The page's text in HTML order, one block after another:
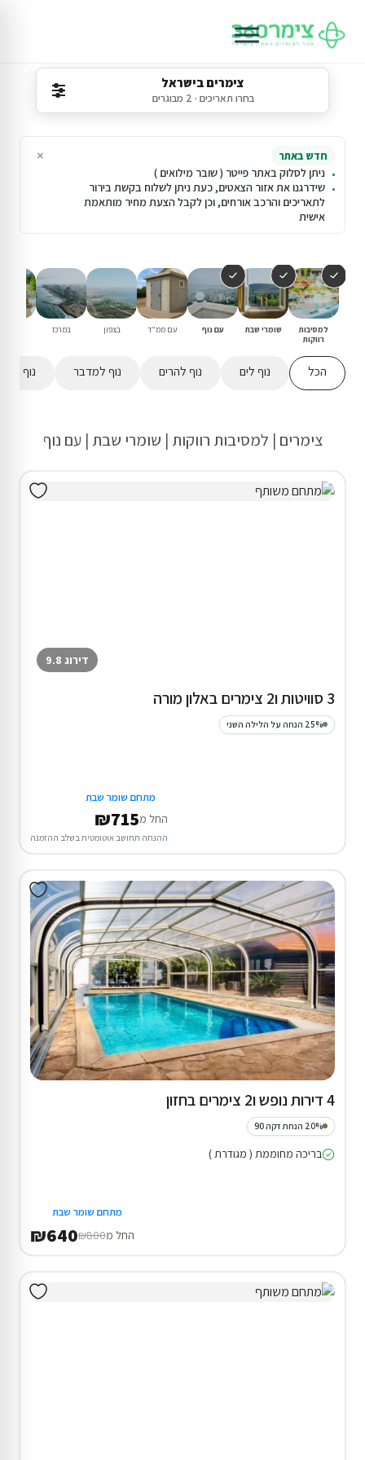
צימרים בישראל
בחרו תאריכים · 2 מבוגרים
חדש באתר
ניתן לסלוק באתר פייטר ( שובר מילואים )
שידרגנו את אזור הצאטים, כעת ניתן לשלוח בקשת בירור
לתאריכים והרכב אורחים, וכן לקבל הצעת מחיר מותאמת
אישית
×
למסיבות
רווקות
שומרי שבת עם נוף עם ממ"ד בצפון במרכז
הכל נוף לים נוף להרים נוף למדבר נוף
צימרים | למסיבות רווקות | שומרי שבת | עם נוף
דירוג 9.8
3 סוויטות ו2 צימרים באלון מורה
25% הנחה על הלילה השני
מתחם שומר שבת
החל מ₪715
ההנחה תחושב אוטומטית בשלב ההזמנה
4 דירות נופש ו2 צימרים בחזון
20% הנחת דקה 90
בריכה מחוממת ( מגודרת )
מתחם שומר שבת
החל מ₪800
₪640